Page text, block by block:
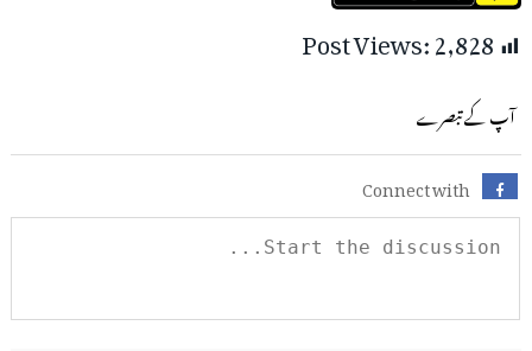
Post Views:2,828
آپ کے تبصرے
Connect with